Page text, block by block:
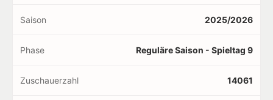
Saison 2025/2026
Phase Reguläre Saison - Spieltag 9
Zuschauerzahl 14061